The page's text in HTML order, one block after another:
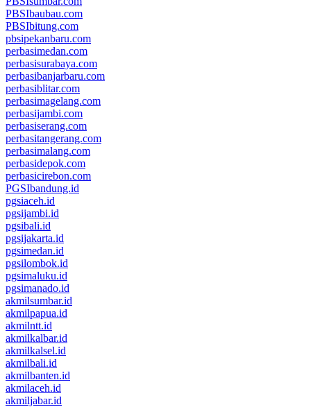
PBSIbaubau.com
PBSIbitung.com
pbsipekanbaru.com
perbasimedan.com
perbasisurabaya.com
perbasibanjarbaru.com
perbasiblitar.com
perbasimagelang.com
perbasijambi.com
perbasiserang.com
perbasitangerang.com
perbasimalang.com
perbasidepok.com
perbasicirebon.com
PGSIbandung.id
pgsiaceh.id
pgsijambi.id
pgsibali.id
pgsijakarta.id
pgsimedan.id
pgsilombok.id
pgsimaluku.id
pgsimanado.id
akmilsumbar.id
akmilpapua.id
akmilntt.id
akmilkalbar.id
akmilkalsel.id
akmilbali.id
akmilbanten.id
akmilaceh.id
akmiljabar.id